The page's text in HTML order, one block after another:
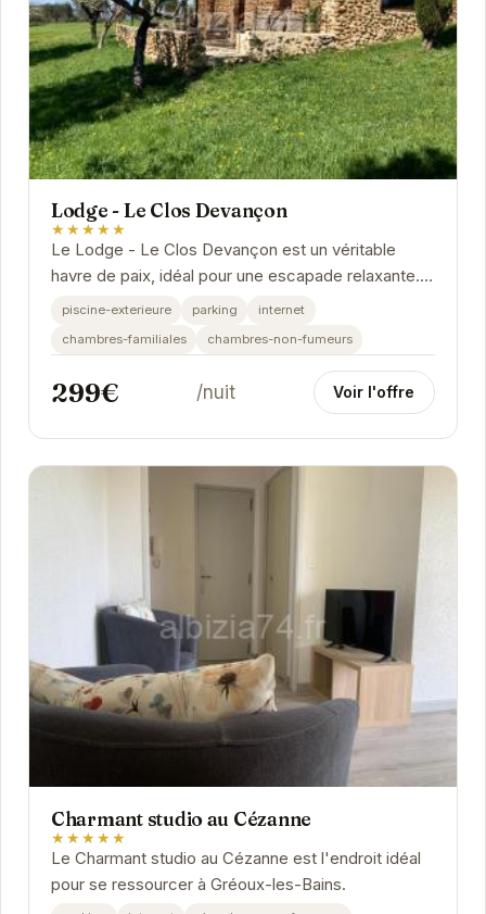
Lodge - Le Clos Devançon
★★★★★
Le Lodge - Le Clos Devançon est un véritable
havre de paix, idéal pour une escapade relaxante.
Profitez de l'atmosphère sereine et des...
piscine-exterieure parking
internet
chambres-familiales
chambres-non-fumeurs
299€ /nuit Voir l'offre
Charmant studio au Cézanne
★★★★★
Le Charmant studio au Cézanne est l'endroit idéal
pour se ressourcer à Gréoux-les-Bains.